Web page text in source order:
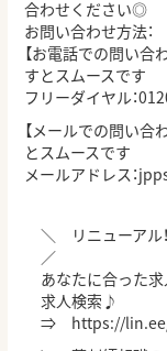
合わせください◎
お問い合わせ方法：
【お電話での問い合
すとスムースです
フリーダイヤル：
【メールでの問い合
とスムースです
メールアドレス：
＼ リニューアル
／
あなたに合った
求人検索♪
⇒ https://